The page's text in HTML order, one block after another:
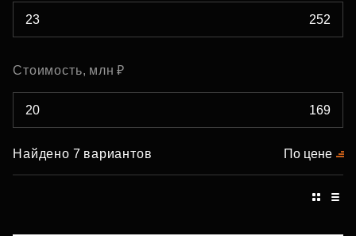
Стоимость, млн ₽
Найдено 7 вариантов По цене